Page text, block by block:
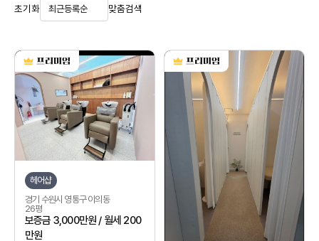
초기화 최근등록순 맞춤검색
헤어샵
경기 수원시 영통구 이의동
26평
보증금 3,000만원 / 월세 200
만원